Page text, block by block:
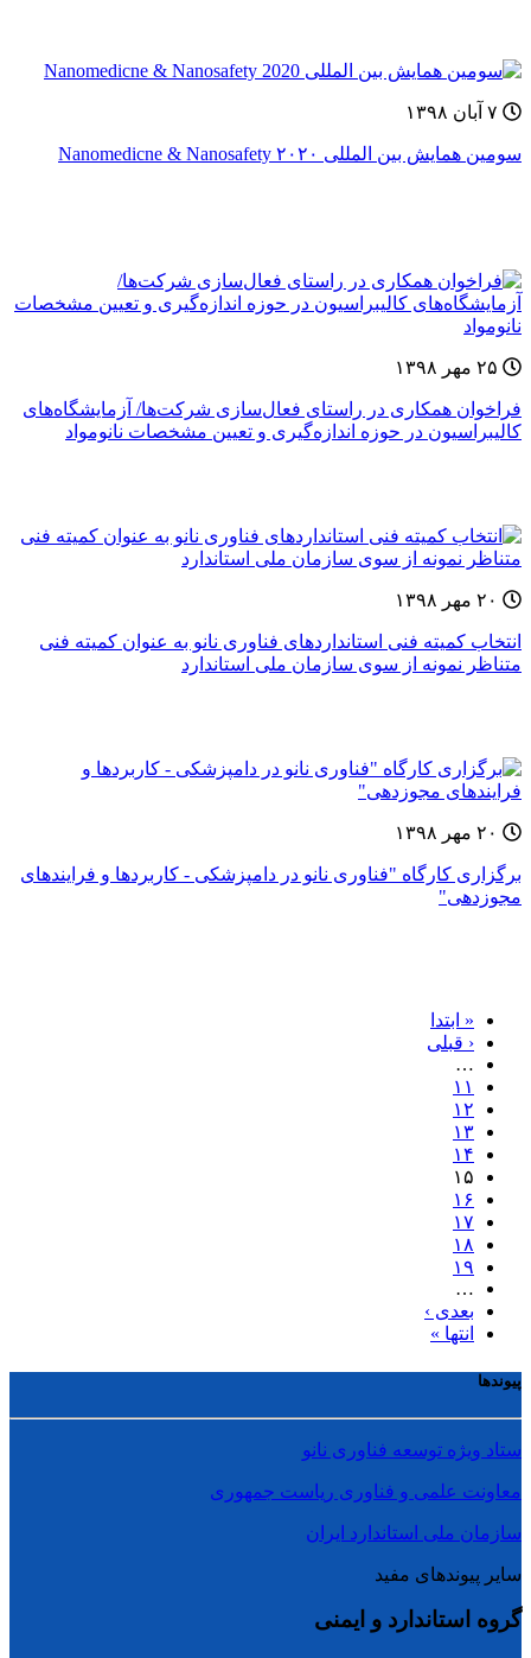
سومین همایش بین المللی Nanomedicne & Nanosafety ۲۰۲۰
فراخوان همکاری در راستای فعال‌سازی شرکت‌ها/ آزمایشگاه‌های
کالیبراسیون در حوزه اندازه‌گیری و تعیین مشخصات نانومواد
انتخاب کمیته فنی استانداردهای فناوری نانو به عنوان کمیته فنی
متناظر نمونه از سوی سازمان ملی استاندارد
برگزاری کارگاه "فناوری نانو در دامپزشکی - کاربردها و فرایندهای
مجوزدهی"
« ابتدا
‹ قبلی
…
۱۱
۱۲
۱۳
۱۴
۱۵
۱۶
۱۷
۱۸
۱۹
…
بعدی ›
انتها »
پیوندها
ستاد ویژه توسعه فناوری نانو
معاونت علمی و فناوری ریاست جمهوری
سازمان ملی استاندارد ایران
سایر پیوندهای مفید
گروه استاندارد و ایمنی